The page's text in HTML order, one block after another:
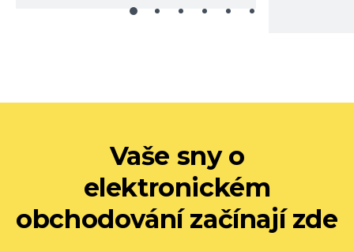
Vaše sny o
elektronickém
obchodování začínají zde